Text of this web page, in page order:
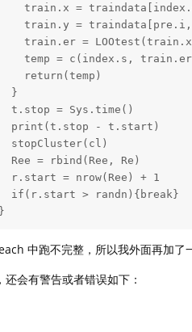
train.x =
train.y =
train.er =
temp = c(index.s,
return(temp)
}
t.stop = Sys.time()
print(t.stop - t.start)
stopCluster(cl)
Ree = rbind(Ree, Re)
r.start = nrow(Ree) + 1
if(r.start > randn){break}
中跑不完整，所以我外面再加了
还会有警告或者错误如下：